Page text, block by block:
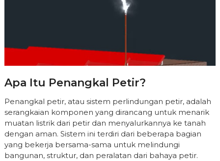
Apa Itu Penangkal Petir?
Penangkal petir, atau sistem perlindungan petir, adalah
serangkaian komponen yang dirancang untuk menarik
muatan listrik dari petir dan menyalurkannya ke tanah
dengan aman. Sistem ini terdiri dari beberapa bagian
yang bekerja bersama-sama untuk melindungi
bangunan, struktur, dan peralatan dari bahaya petir.